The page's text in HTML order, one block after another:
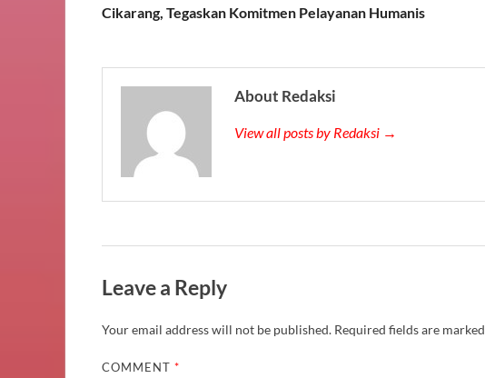
Cikarang, Tegaskan Komitmen Pelayanan Humanis
About Redaksi
View all posts by Redaksi →
Leave a Reply
Your email address will not be published. Required fields are marked
COMMENT*